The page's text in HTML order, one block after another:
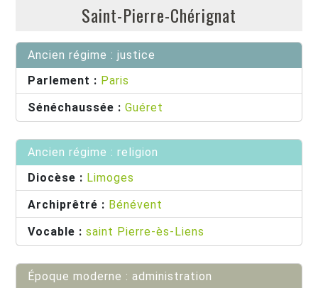
Saint-Pierre-Chérignat
Ancien régime : justice
Parlement : Paris
Sénéchaussée : Guéret
Ancien régime : religion
Diocèse : Limoges
Archiprêtré : Bénévent
Vocable : saint Pierre-ès-Liens
Époque moderne : administration